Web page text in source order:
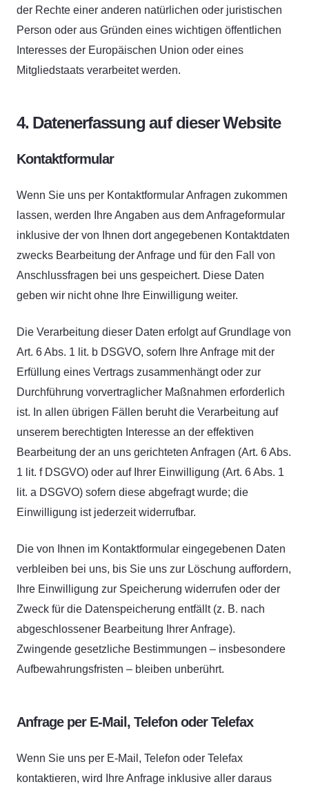
der Rechte einer anderen natürlichen oder juristischen
Person oder aus Gründen eines wichtigen öffentlichen
Interesses der Europäischen Union oder eines
Mitgliedstaats verarbeitet werden.
4. Datenerfassung auf dieser Website
Kontaktformular
Wenn Sie uns per Kontaktformular Anfragen zukommen
lassen, werden Ihre Angaben aus dem Anfrageformular
inklusive der von Ihnen dort angegebenen Kontaktdaten
zwecks Bearbeitung der Anfrage und für den Fall von
Anschlussfragen bei uns gespeichert. Diese Daten
geben wir nicht ohne Ihre Einwilligung weiter.
Die Verarbeitung dieser Daten erfolgt auf Grundlage von
Art. 6 Abs. 1 lit. b DSGVO, sofern Ihre Anfrage mit der
Erfüllung eines Vertrags zusammenhängt oder zur
Durchführung vorvertraglicher Maßnahmen erforderlich
ist. In allen übrigen Fällen beruht die Verarbeitung auf
unserem berechtigten Interesse an der effektiven
Bearbeitung der an uns gerichteten Anfragen (Art. 6 Abs.
1 lit. f DSGVO) oder auf Ihrer Einwilligung (Art. 6 Abs. 1
lit. a DSGVO) sofern diese abgefragt wurde; die
Einwilligung ist jederzeit widerrufbar.
Die von Ihnen im Kontaktformular eingegebenen Daten
verbleiben bei uns, bis Sie uns zur Löschung auffordern,
Ihre Einwilligung zur Speicherung widerrufen oder der
Zweck für die Datenspeicherung entfällt (z. B. nach
abgeschlossener Bearbeitung Ihrer Anfrage).
Zwingende gesetzliche Bestimmungen – insbesondere
Aufbewahrungsfristen – bleiben unberührt.
Anfrage per E-Mail, Telefon oder Telefax
Wenn Sie uns per E-Mail, Telefon oder Telefax
kontaktieren, wird Ihre Anfrage inklusive aller daraus